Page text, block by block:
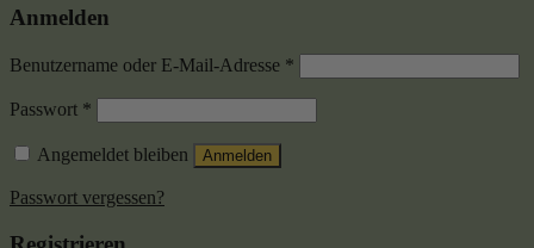
Anmelden
Benutzername oder E-Mail-Adresse *
Passwort *
Angemeldet bleiben Anmelden
Passwort vergessen?